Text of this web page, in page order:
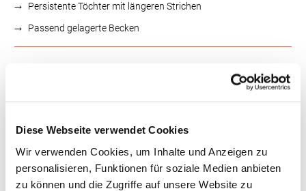
Diese Webseite verwendet Cookies
Wir verwenden Cookies, um Inhalte und Anzeigen zu
personalisieren, Funktionen für soziale Medien anbieten
zu können und die Zugriffe auf unsere Website zu
Persistente Töchter mit längeren Strichen
Passend gelagerte Becken
RZS
RZKm